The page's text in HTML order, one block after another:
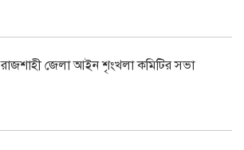
রাজশাহী জেলা আইন শৃংখলা কমিটির সভা